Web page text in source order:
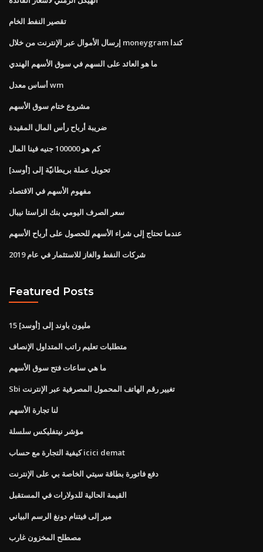
تقصير النفط الخام
إرسال الأموال عبر الإنترنت من خلال moneygram كندا
ما هو العائد على السهم في سوق الأسهم الهندي
أساس معدل wm
مشروع ختام سوق الأسهم
ضريبة أرباح رأس المال المقيدة
كم هو 100000 جنيه فينا المال
تحويل عملة بريطانيّة إلى [أوسد]
مفهوم الأسهم في الاقتصاد
سعر الصرف اليومي بنك الراستا نيبال
عندما تحتاج إلى شراء الأسهم للحصول على أرباح الأسهم
شركات النفط والغاز للاستثمار في عام 2019
Featured Posts
15 مليون باوند إلى [أوسد]
متطلبات تعليم راتب المتداول الإنصاف
ما هي ساعات فتح سوق الأسهم
Sbi تغيير رقم الهاتف المحمول المصرفية عبر الإنترنت
لنا تجارة الأسهم
مؤشر نيتفليكس سلسلة
كيفية التجارة مع حساب icici demat
دفع فاتورة بطاقة سيتي الخاصة بي على الإنترنت
القيمة الحالية للدولارات في المستقبل
مير إلى فيتنام دونغ الرسم البياني
مصطلح المخزون غارب